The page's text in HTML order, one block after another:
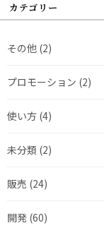
カテゴリー
その他 (2)
プロモーション (2)
使い方 (4)
未分類 (2)
販売 (24)
開発 (60)